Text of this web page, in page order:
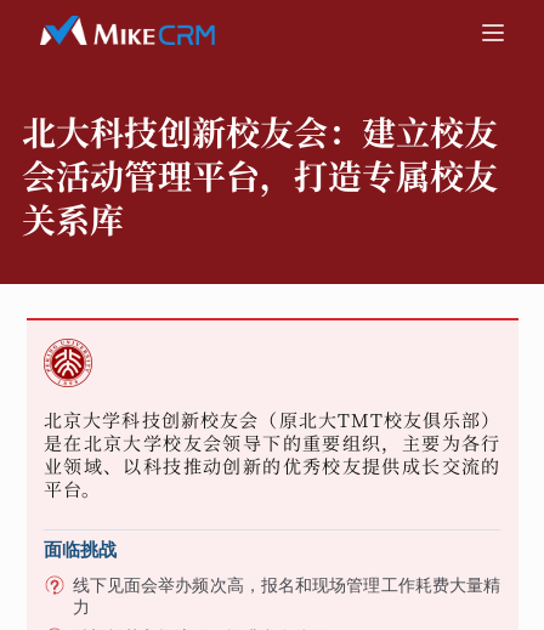
北大科技创新校友会： 建立校友
会活动管理平台，打造专属校友
关系库
北京大学科技创新校友会（原北大TMT校友俱乐部）
是在北京大学校友会领导下的重要组织，主要为各行
业领域、以科技推动创新的优秀校友提供成长交流的
平台。
面临挑战
线下见面会举办频次高，报名和现场管理工作耗费大量精
力